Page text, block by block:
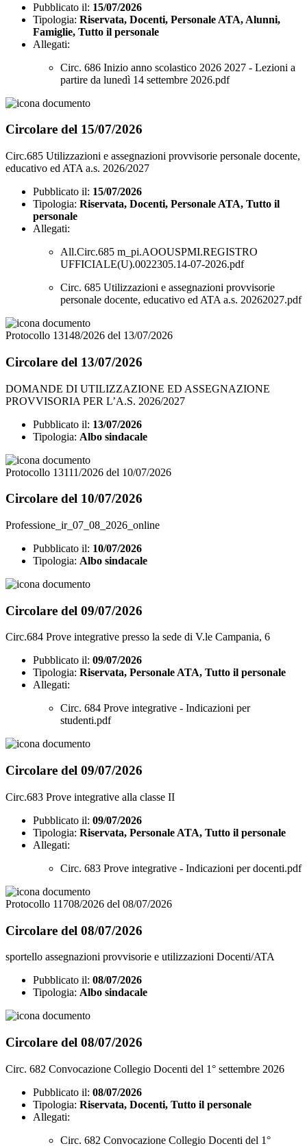
Pubblicato il: 15/07/2026
Tipologia: Riservata, Docenti, Personale ATA, Alunni,
Famiglie, Tutto il personale
Allegati:
Circ. 686 Inizio anno scolastico 2026 2027 - Lezioni a
partire da lunedì 14 settembre 2026.pdf
Circolare del 15/07/2026
Circ.685 Utilizzazioni e assegnazioni provvisorie personale docente,
educativo ed ATA a.s. 2026/2027
Pubblicato il: 15/07/2026
Tipologia: Riservata, Docenti, Personale ATA, Tutto il
personale
Allegati:
All.Circ.685 m_pi.AOOUSPMI.REGISTRO
UFFICIALE(U).0022305.14-07-2026.pdf
Circ. 685 Utilizzazioni e assegnazioni provvisorie
personale docente, educativo ed ATA a.s. 20262027.pdf
Protocollo 13148/2026 del 13/07/2026
Circolare del 13/07/2026
DOMANDE DI UTILIZZAZIONE ED ASSEGNAZIONE
PROVVISORIA PER L’A.S. 2026/2027
Pubblicato il: 13/07/2026
Tipologia: Albo sindacale
Protocollo 13111/2026 del 10/07/2026
Circolare del 10/07/2026
Professione_ir_07_08_2026_online
Pubblicato il: 10/07/2026
Tipologia: Albo sindacale
Circolare del 09/07/2026
Circ.684 Prove integrative presso la sede di V.le Campania, 6
Pubblicato il: 09/07/2026
Tipologia: Riservata, Personale ATA, Tutto il personale
Allegati:
Circ. 684 Prove integrative - Indicazioni per
studenti.pdf
Circolare del 09/07/2026
Circ.683 Prove integrative alla classe II
Pubblicato il: 09/07/2026
Tipologia: Riservata, Personale ATA, Tutto il personale
Allegati:
Circ. 683 Prove integrative - Indicazioni per docenti.pdf
Protocollo 11708/2026 del 08/07/2026
Circolare del 08/07/2026
sportello assegnazioni provvisorie e utilizzazioni Docenti/ATA
Pubblicato il: 08/07/2026
Tipologia: Albo sindacale
Circolare del 08/07/2026
Circ. 682 Convocazione Collegio Docenti del 1° settembre 2026
Pubblicato il: 08/07/2026
Tipologia: Riservata, Docenti, Tutto il personale
Allegati:
Circ. 682 Convocazione Collegio Docenti del 1°